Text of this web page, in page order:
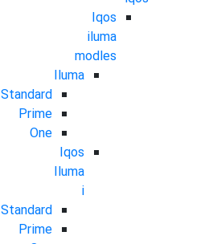
Iqos
iluma
modles
Iluma
Standard
Prime
One
Iqos
Iluma
i
Standard
Prime